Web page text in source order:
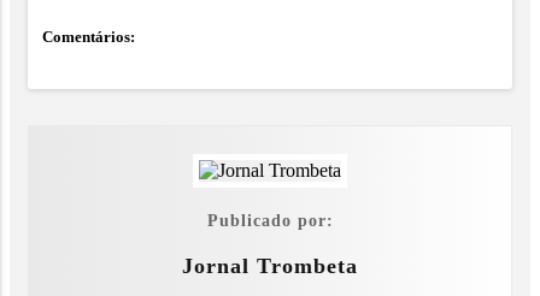
Comentários:
Publicado por:
Jornal Trombeta